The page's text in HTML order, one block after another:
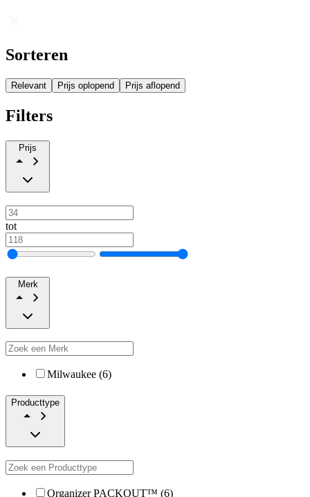
Sorteren
Relevant Prijs oplopend Prijs aflopend
Filters
Prijs
tot
Merk
Milwaukee (6)
Producttype
Organizer PACKOUT™ (6)